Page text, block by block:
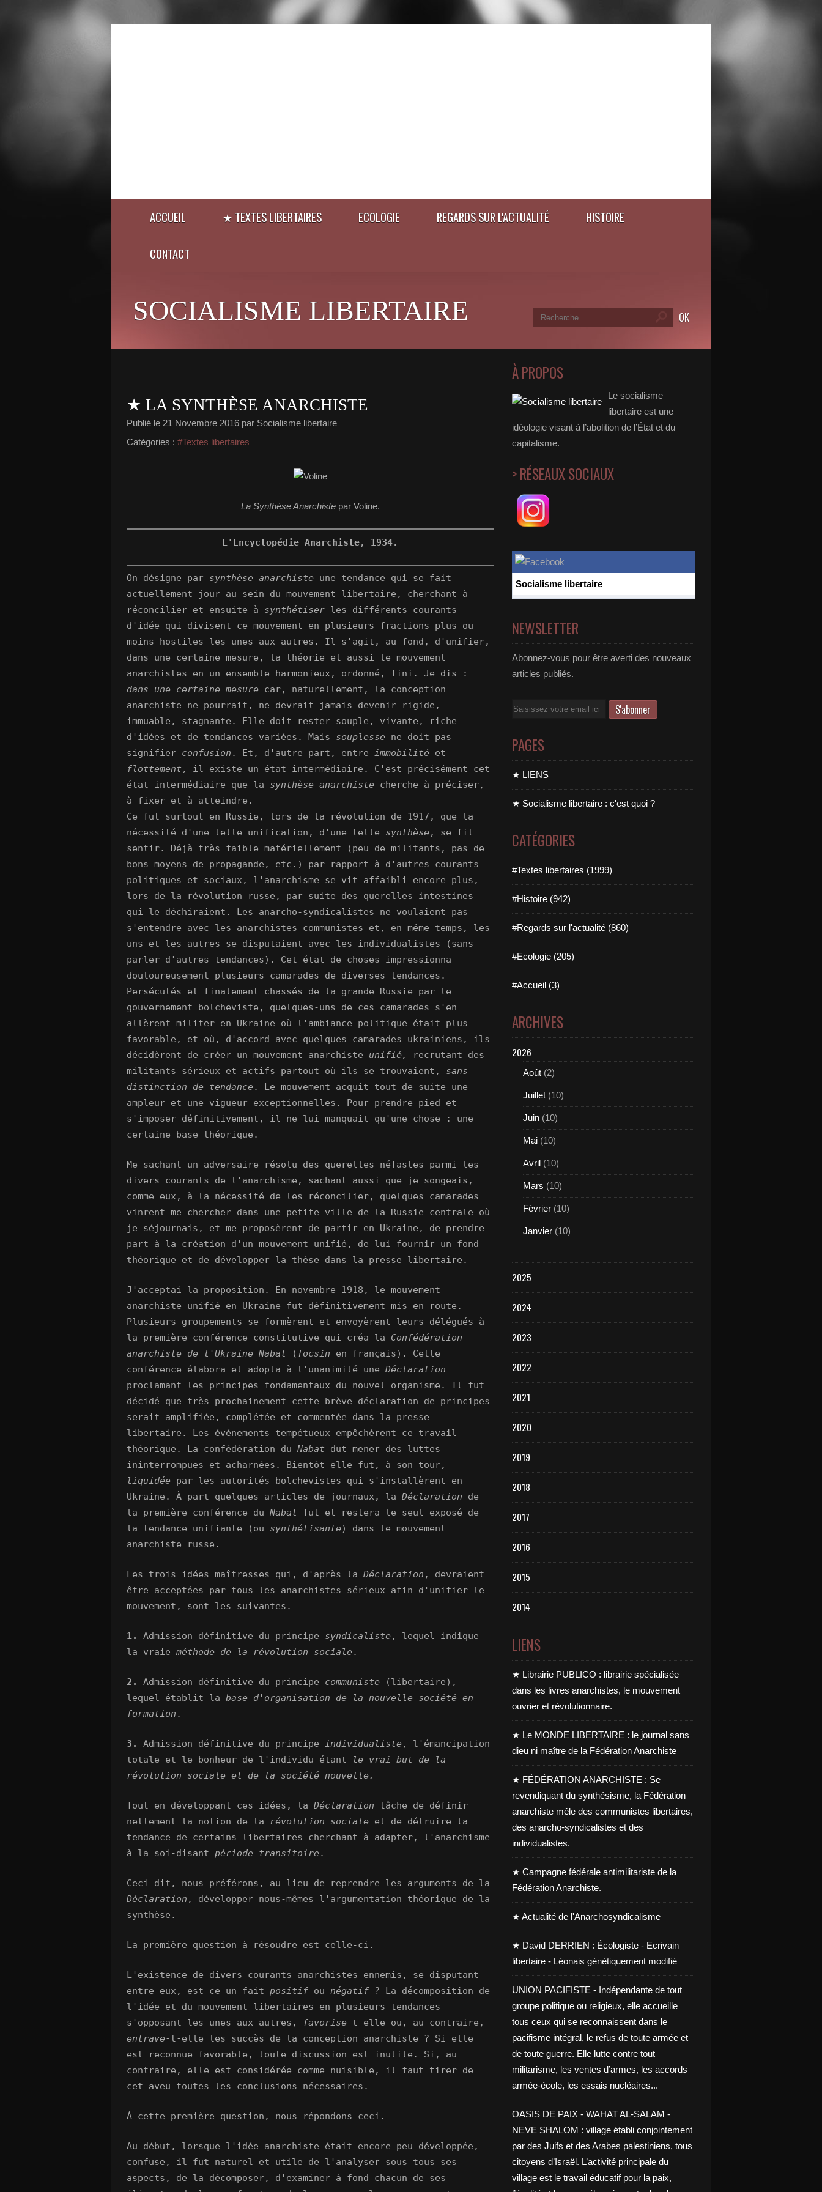
ACCUEIL ★ TEXTES LIBERTAIRES ECOLOGIE REGARDS SUR L'ACTUALITÉ HISTOIRE
CONTACT
SOCIALISME LIBERTAIRE
★ LA SYNTHÈSE ANARCHISTE
Publié le 21 Novembre 2016 par Socialisme libertaire
Catégories : #Textes libertaires
La Synthèse Anarchistepar Voline.
L'Encyclopédie Anarchiste, 1934.
On désigne par synthèse anarchiste une tendance qui se fait
actuellement jour au sein du mouvement libertaire, cherchant à
réconcilier et ensuite à synthétiser les différents courants
d'idée qui divisent ce mouvement en plusieurs fractions plus ou
moins hostiles les unes aux autres. Il s'agit, au fond, d'unifier,
dans une certaine mesure, la théorie et aussi le mouvement
anarchistes en un ensemble harmonieux, ordonné, fini. Je dis :
dans une certaine mesure car, naturellement, la conception
anarchiste ne pourrait, ne devrait jamais devenir rigide,
immuable, stagnante. Elle doit rester souple, vivante, riche
d'idées et de tendances variées. Mais souplesse ne doit pas
signifier confusion . Et, d'autre part, entre immobilité et
flottement , il existe un état intermédiaire. C'est précisément cet
état intermédiaire que la synthèse anarchiste cherche à préciser,
à fixer et à atteindre.
Ce fut surtout en Russie, lors de la révolution de 1917, que la
nécessité d'une telle unification, d'une telle synthèse, se fit
sentir. Déjà très faible matériellement (peu de militants, pas de
bons moyens de propagande, etc.) par rapport à d'autres courants
politiques et sociaux, l'anarchisme se vit affaibli encore plus,
lors de la révolution russe, par suite des querelles intestines
qui le déchiraient. Les anarcho-syndicalistes ne voulaient pas
s'entendre avec les anarchistes-communistes et, en même temps, les
uns et les autres se disputaient avec les individualistes (sans
parler d'autres tendances). Cet état de choses impressionna
douloureusement plusieurs camarades de diverses tendances.
Persécutés et finalement chassés de la grande Russie par le
gouvernement bolcheviste, quelques-uns de ces camarades s'en
allèrent militer en Ukraine où l'ambiance politique était plus
favorable, et où, d'accord avec quelques camarades ukrainiens, ils
décidèrent de créer un mouvement anarchiste unifié,
recrutant des
militants sérieux et actifs partout où ils se trouvaient, sans
distinction de tendance. Le mouvement acquit tout de suite une
ampleur et une vigueur exceptionnelles. Pour prendre pied et
s'imposer définitivement, il ne lui manquait qu'une chose : une
certaine base théorique.
Me sachant un adversaire résolu des querelles néfastes parmi les
divers courants de l'anarchisme, sachant aussi que je songeais,
comme eux, à la nécessité de les réconcilier, quelques camarades
vinrent me chercher dans une petite ville de la Russie centrale où
je séjournais, et me proposèrent de partir en Ukraine, de prendre
part à la création d'un mouvement unifié, de lui fournir un fond
théorique et de développer la thèse dans la presse libertaire.
J'acceptai la proposition. En novembre 1918, le mouvement
anarchiste unifié en Ukraine fut définitivement mis en route.
Plusieurs groupements se formèrent et envoyèrent leurs délégués à
la première conférence constitutive qui créa la Confédération
anarchiste de l'Ukraine Nabat (Tocsin en français). Cette
conférence élabora et adopta à l'unanimité une Déclaration
proclamant les principes fondamentaux du nouvel organisme. Il fut
décidé que très prochainement cette brève déclaration de principes
serait amplifiée, complétée et commentée dans la presse
libertaire. Les événements tempétueux empêchèrent ce travail
théorique. La confédération du Nabat dut mener des luttes
ininterrompues et acharnées. Bientôt elle fut, à son tour,
liquidée par les autorités bolchevistes qui s'installèrent en
Ukraine. À part quelques articles de journaux, la Déclaration de
la première conférence du Nabat fut et restera le seul exposé de
la tendance unifiante (ou synthétisante) dans le mouvement
anarchiste russe.
Les trois idées maîtresses qui, d'après la Déclaration , devraient
être acceptées par tous les anarchistes sérieux afin d'unifier le
mouvement, sont les suivantes.
1. Admission définitive du principe syndicaliste, lequel indique
la vraie méthode de la révolution sociale.
2. Admission définitive du principe communiste (libertaire),
lequel établit la base d'organisation de la nouvelle société en
formation .
3. Admission définitive du principe individualiste, l'émancipation
totale et le bonheur de l'individu étant
le vrai but de la
révolution sociale et de la société nouvelle.
Tout en développant ces idées, la Déclaration tâche de définir
nettement la notion de la révolution sociale et de détruire la
tendance de certains libertaires cherchant à adapter, l'anarchisme
à la soi-disant période transitoire.
Ceci dit, nous préférons, au lieu de reprendre les arguments de la
Déclaration , développer nous-mêmes l'argumentation théorique de la
synthèse.
La première question à résoudre est celle-ci.
L'existence de divers courants anarchistes ennemis, se disputant
entre eux, est-ce un fait positif ou négatif ? La décomposition de
l'idée et du mouvement libertaires en plusieurs tendances
s'opposant les unes aux autres,
favorise-t-elle ou, au contraire,
entrave-t-elle les succès de la conception anarchiste ? Si elle
est reconnue favorable, toute discussion est inutile. Si, au
contraire, elle est considérée comme nuisible, il faut tirer de
cet aveu toutes les conclusions nécessaires.
À cette première question, nous répondons ceci.
Au début, lorsque l'idée anarchiste était encore peu développée,
confuse, il fut naturel et utile de l'analyser sous tous ses
aspects, de la décomposer, d'examiner à fond chacun de ses
À PROPOS
Le socialisme
libertaire est une
idéologie visant à l’abolition de l’État et du
capitalisme.
> RÉSEAUX SOCIAUX
Socialisme libertaire
NEWSLETTER
Abonnez-vous pour être averti des nouveaux
articles publiés.
Email
PAGES
★ LIENS
★ Socialisme libertaire : c'est quoi ?
CATÉGORIES
#Textes libertaires (1999)
#Histoire (942)
#Regards sur l'actualité (860)
#Ecologie (205)
#Accueil (3)
ARCHIVES
2026
Août (2)
Juillet (10)
Juin (10)
Mai (10)
Avril (10)
Mars (10)
Février (10)
Janvier (10)
2025
2024
2023
2022
2021
2020
2019
2018
2017
2016
2015
2014
LIENS
★ Librairie PUBLICO : librairie spécialisée
dans les livres anarchistes, le mouvement
ouvrier et révolutionnaire.
★ Le MONDE LIBERTAIRE : le journal sans
dieu ni maître de la Fédération Anarchiste
★ FÉDÉRATION ANARCHISTE : Se
revendiquant du synthésisme, la Fédération
anarchiste mêle des communistes libertaires,
des anarcho-syndicalistes et des
individualistes.
★ Campagne fédérale antimilitariste de la
Fédération Anarchiste.
★ Actualité de l'Anarchosyndicalisme
★ David DERRIEN : Écologiste - Ecrivain
libertaire - Léonais génétiquement modifié
UNION PACIFISTE - Indépendante de tout
groupe politique ou religieux, elle accueille
tous ceux qui se reconnaissent dans le
pacifisme intégral, le refus de toute armée et
de toute guerre. Elle lutte contre tout
militarisme, les ventes d’armes, les accords
armée-école, les essais nucléaires...
OASIS DE PAIX - WAHAT AL-SALAM -
NEVE SHALOM : village établi conjointement
par des Juifs et des Arabes palestiniens, tous
citoyens d’Israël. L’activité principale du
village est le travail éducatif pour la paix,